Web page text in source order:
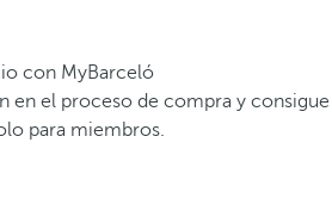
con MyBarceló
en el proceso de compra y consigue
para miembros.